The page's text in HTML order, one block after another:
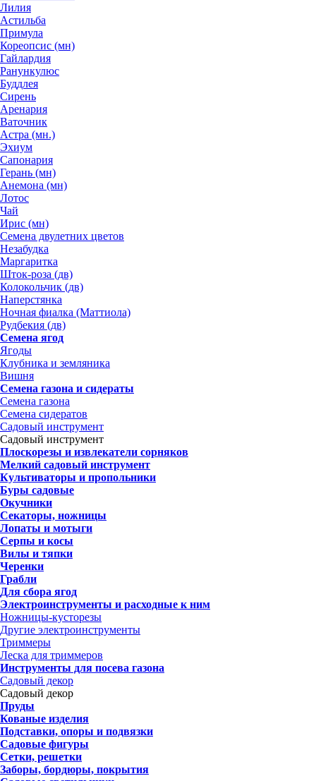
Лилия
Астильба
Примула
Кореопсис (мн)
Гайлардия
Ранункулюс
Буддлея
Сирень
Аренария
Ваточник
Астра (мн.)
Эхиум
Сапонария
Герань (мн)
Анемона (мн)
Лотос
Чай
Ирис (мн)
Семена двулетних цветов
Незабудка
Маргаритка
Шток-роза (дв)
Колокольчик (дв)
Наперстянка
Ночная фиалка (Маттиола)
Рудбекия (дв)
Семена ягод
Ягоды
Клубника и земляника
Вишня
Семена газона и сидераты
Семена газона
Семена сидератов
Садовый инструмент
Садовый инструмент
Плоскорезы и извлекатели сорняков
Мелкий садовый инструмент
Культиваторы и пропольники
Буры садовые
Окучники
Секаторы, ножницы
Лопаты и мотыги
Серпы и косы
Вилы и тяпки
Черенки
Грабли
Для сбора ягод
Электроинструменты и расходные к ним
Ножницы-кусторезы
Другие электроинструменты
Триммеры
Леска для триммеров
Инструменты для посева газона
Садовый декор
Садовый декор
Пруды
Кованые изделия
Подставки, опоры и подвязки
Садовые фигуры
Сетки, решетки
Заборы, бордюры, покрытия